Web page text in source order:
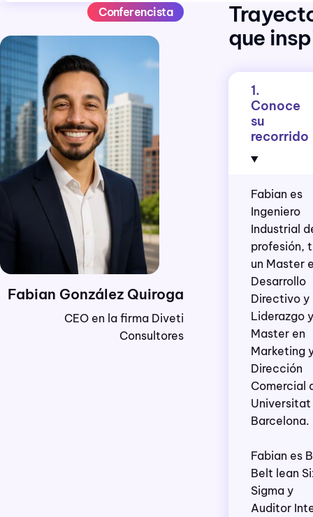
Conferencista
Fabian González Quiroga
CEO en la firma Diveti
Consultores
que
1.
Conoce
su
recorrido
Fabian es
Ingeniero
Industrial
profesión,
un Master
Desarrollo
Directivo y
Liderazgo y
Master en
Marketing
Dirección
Comercial
Universitat
Barcelona.
Fabian es
Belt lean
Sigma y
Auditor